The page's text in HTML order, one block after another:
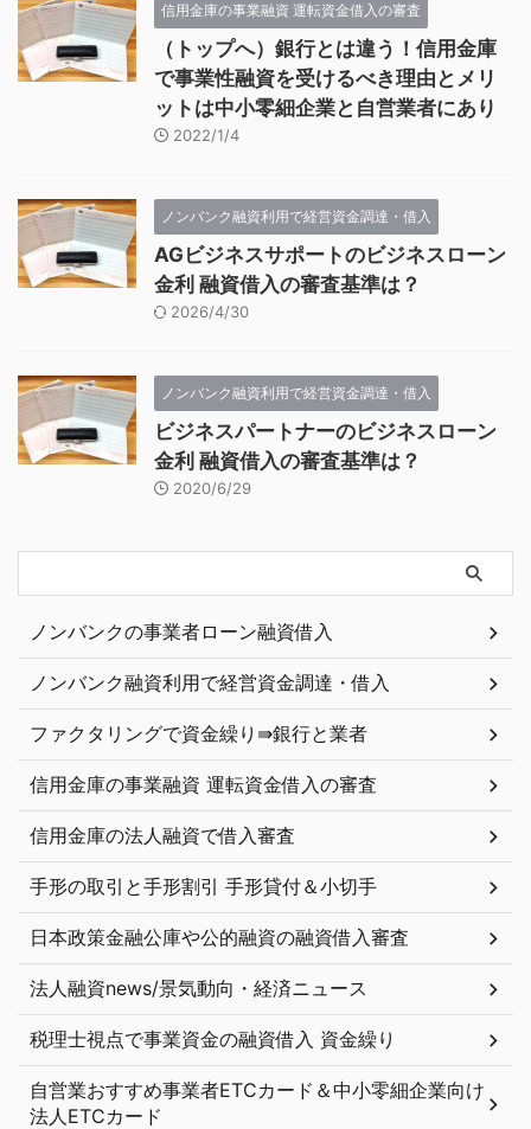
信用金庫の事業融資 運転資金借入の審査
（トップへ）銀行とは違う！信用金庫
で事業性融資を受けるべき理由とメリ
ットは中小零細企業と自営業者にあり
2022/1/4
ノンバンク融資利用で経営資金調達・借入
AGビジネスサポートのビジネスローン
金利 融資借入の審査基準は？
2026/4/30
ノンバンク融資利用で経営資金調達・借入
ビジネスパートナーのビジネスローン
金利 融資借入の審査基準は？
2020/6/29
ノンバンクの事業者ローン融資借入
ノンバンク融資利用で経営資金調達・借入
ファクタリングで資金繰り⇛銀行と業者
信用金庫の事業融資 運転資金借入の審査
信用金庫の法人融資で借入審査
手形の取引と手形割引 手形貸付＆小切手
日本政策金融公庫や公的融資の融資借入審査
法人融資news/景気動向・経済ニュース
税理士視点で事業資金の融資借入 資金繰り
自営業おすすめ事業者ETCカード＆中小零細企業向け
法人ETCカード